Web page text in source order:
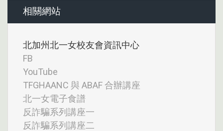
相關網站
北加州北一女校友會資訊中心
FB
YouTube
TFGHAANC 與 ABAF 合辦講座
北一女電子食譜
反詐騙系列講座一
反詐騙系列講座二